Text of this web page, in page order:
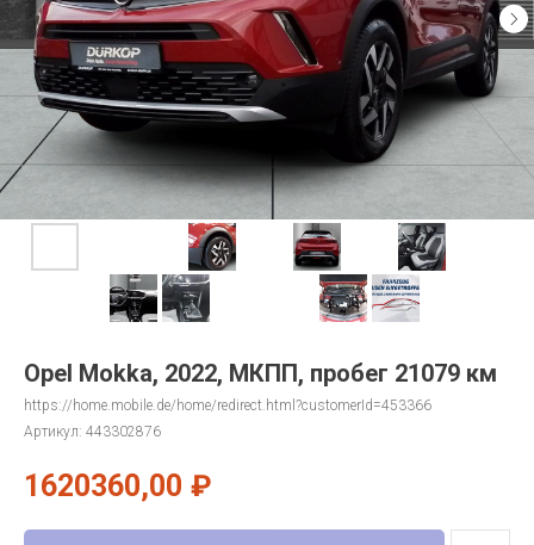
Opel Mokka, 2022, МКПП, пробег 21079 км
https://home.mobile.de/home/redirect.html?customerId=453366
Артикул: 443302876
1620360,00 ₽